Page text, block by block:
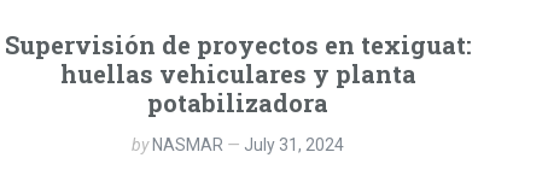
Supervisión de proyectos en texiguat:
huellas vehiculares y planta
potabilizadora
by NASMAR July 31, 2024